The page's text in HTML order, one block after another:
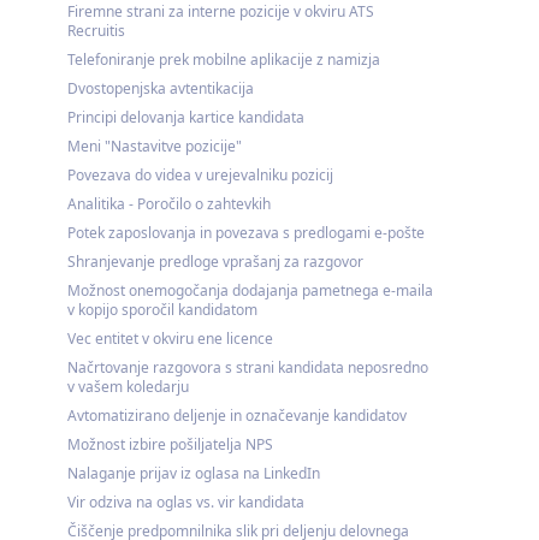
Firemne strani za interne pozicije v okviru ATS
Recruitis
Telefoniranje prek mobilne aplikacije z namizja
Dvostopenjska avtentikacija
Principi delovanja kartice kandidata
Meni "Nastavitve pozicije"
Povezava do videa v urejevalniku pozicij
Analitika - Poročilo o zahtevkih
Potek zaposlovanja in povezava s predlogami e-pošte
Shranjevanje predloge vprašanj za razgovor
Možnost onemogočanja dodajanja pametnega e-maila
v kopijo sporočil kandidatom
Vec entitet v okviru ene licence
Načrtovanje razgovora s strani kandidata neposredno
v vašem koledarju
Avtomatizirano deljenje in označevanje kandidatov
Možnost izbire pošiljatelja NPS
Nalaganje prijav iz oglasa na LinkedIn
Vir odziva na oglas vs. vir kandidata
Čiščenje predpomnilnika slik pri deljenju delovnega